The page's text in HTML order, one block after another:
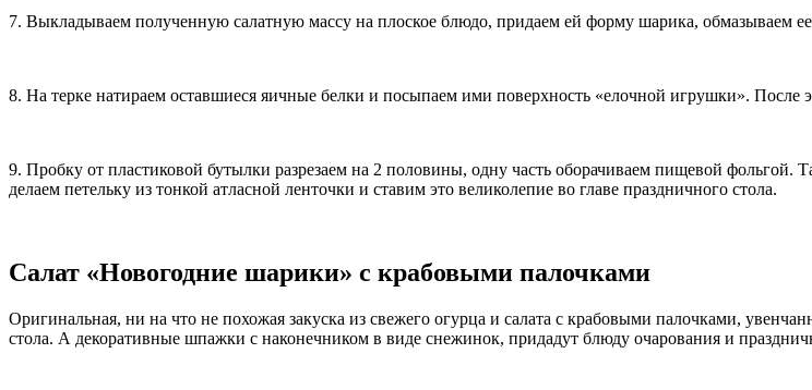
7. Выкладываем полученную салатную массу на плоское блюдо, придаем ей форму шарика, обмазываем
8. На терке натираем оставшиеся яичные белки и посыпаем ими поверхность «елочной игрушки». После
9. Пробку от пластиковой бутылки разрезаем на 2 половины, одну часть оборачиваем пищевой
делаем петельку из тонкой атласной ленточки и ставим это великолепие во главе праздничного стола.
Салат «Новогодние шарики» с крабовыми палочками
Оригинальная, ни на что не похожая закуска из свежего огурца и салата с крабовыми палочками,
стола. А декоративные шпажки с наконечником в виде снежинок, придадут блюду очарования и